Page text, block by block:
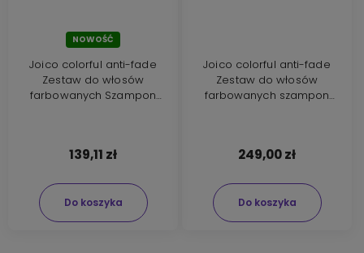
NOWOŚĆ
Joico colorful anti-fade
Zestaw do włosów
farbowanych Szampon
139,11 zł
Do koszyka
Joico colorful anti-fade
Zestaw do włosów
farbowanych szampon
249,00 zł
Do koszyka